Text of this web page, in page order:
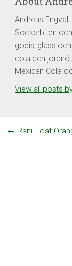
Andreas
Sockerbiten
godis, glass
cola och
Mexican Cola
View all posts
← Rani Float